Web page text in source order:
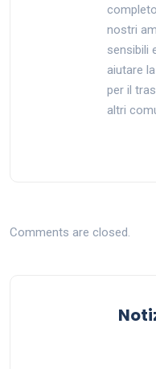
nostri
sensibili
aiutare
per il
altri
Comments are closed.